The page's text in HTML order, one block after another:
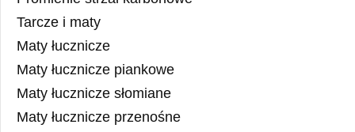
Tarcze i maty
Maty łucznicze
Maty łucznicze piankowe
Maty łucznicze słomiane
Maty łucznicze przenośne